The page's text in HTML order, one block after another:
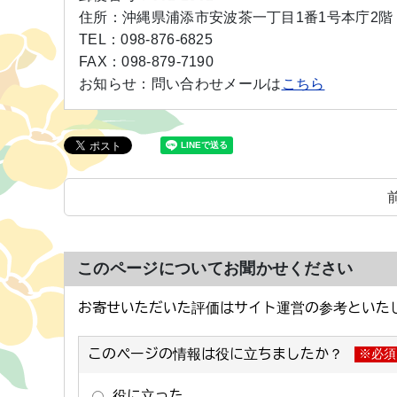
住所： 沖縄県浦添市安波茶一丁目1番1号本庁2階
TEL：098-876-6825
FAX：098-879-7190
お知らせ： 問い合わせメールは こちら
このページについてお聞かせください